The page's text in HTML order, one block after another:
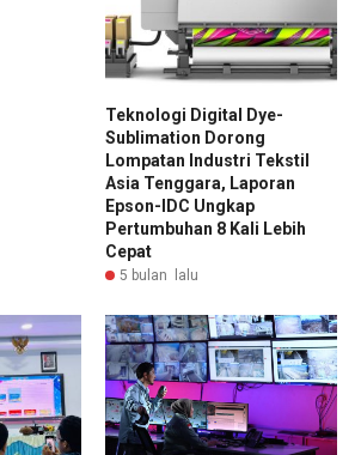
Teknologi Digital Dye-
Sublimation Dorong
Lompatan Industri Tekstil
Asia Tenggara, Laporan
Epson-IDC Ungkap
Pertumbuhan 8 Kali Lebih
Cepat
5 bulan lalu